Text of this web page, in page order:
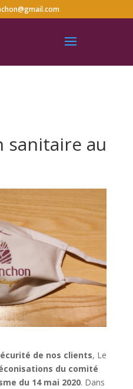
sanitaire au
de nos clients, Le
du comité
du 14 mai 2020. Dans